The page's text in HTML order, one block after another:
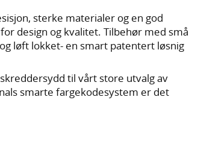
sterke materialer og en god
design og kvalitet. Tilbehør med små
løft lokket- en smart patentert løsnig
til vårt store utvalg av
smarte fargekodesystem er det